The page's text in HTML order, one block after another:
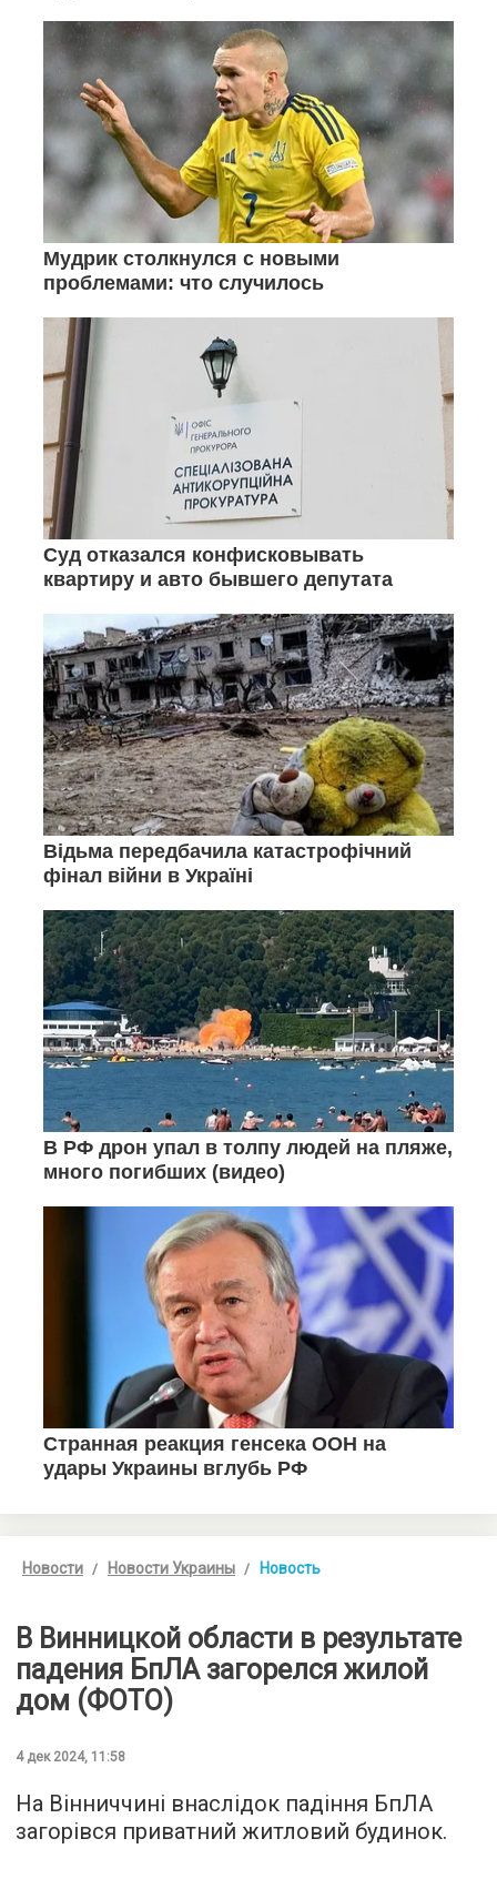
Новости Новости Украины Новость
В Винницкой области в результате
падения БпЛА загорелся жилой
дом (ФОТО)
4 дек 2024, 11:58
На Вінниччині внаслідок падіння БпЛА
загорівся приватний житловий будинок.